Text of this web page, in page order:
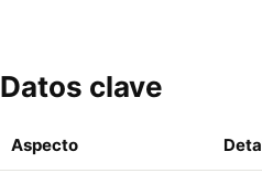
Datos clave
Aspecto